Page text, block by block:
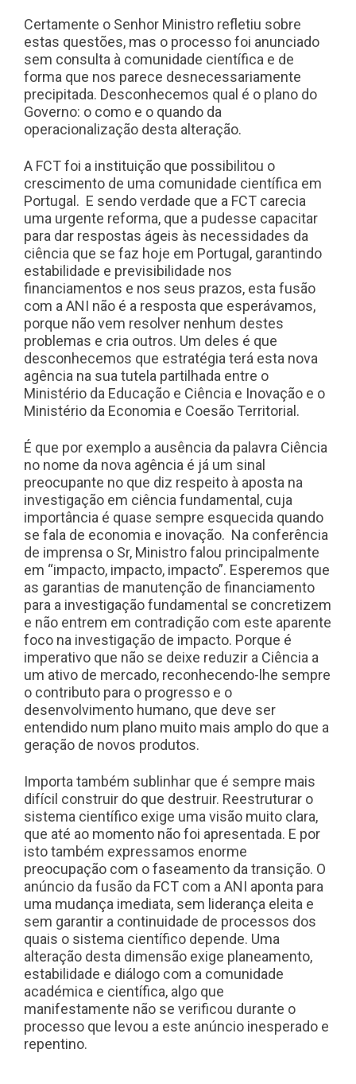
Certamente o Senhor Ministro refletiu sobre
estas questões, mas o processo foi anunciado
sem consulta à comunidade científica e de
forma que nos parece desnecessariamente
precipitada. Desconhecemos qual é o plano do
Governo: o como e o quando da
operacionalização desta alteração.
A FCT foi a instituição que possibilitou o
crescimento de uma comunidade científica em
Portugal. E sendo verdade que a FCT carecia
uma urgente reforma, que a pudesse capacitar
para dar respostas ágeis às necessidades da
ciência que se faz hoje em Portugal, garantindo
estabilidade e previsibilidade nos
financiamentos e nos seus prazos, esta fusão
com a ANI não é a resposta que esperávamos,
porque não vem resolver nenhum destes
problemas e cria outros. Um deles é que
desconhecemos que estratégia terá esta nova
agência na sua tutela partilhada entre o
Ministério da Educação e Ciência e Inovação e o
Ministério da Economia e Coesão Territorial.
É que por exemplo a ausência da palavra Ciência
no nome da nova agência é já um sinal
preocupante no que diz respeito à aposta na
investigação em ciência fundamental, cuja
importância é quase sempre esquecida quando
se fala de economia e inovação. Na conferência
de imprensa o Sr, Ministro falou principalmente
em “impacto, impacto, impacto”. Esperemos que
as garantias de manutenção de financiamento
para a investigação fundamental se concretizem
e não entrem em contradição com este aparente
foco na investigação de impacto. Porque é
imperativo que não se deixe reduzir a Ciência a
um ativo de mercado, reconhecendo-lhe sempre
o contributo para o progresso e o
desenvolvimento humano, que deve ser
entendido num plano muito mais amplo do que a
geração de novos produtos.
Importa também sublinhar que é sempre mais
difícil construir do que destruir. Reestruturar o
sistema científico exige uma visão muito clara,
que até ao momento não foi apresentada. E por
isto também expressamos enorme
preocupação com o faseamento da transição. O
anúncio da fusão da FCT com a ANI aponta para
uma mudança imediata, sem liderança eleita e
sem garantir a continuidade de processos dos
quais o sistema científico depende. Uma
alteração desta dimensão exige planeamento,
estabilidade e diálogo com a comunidade
académica e científica, algo que
manifestamente não se verificou durante o
processo que levou a este anúncio inesperado e
repentino.